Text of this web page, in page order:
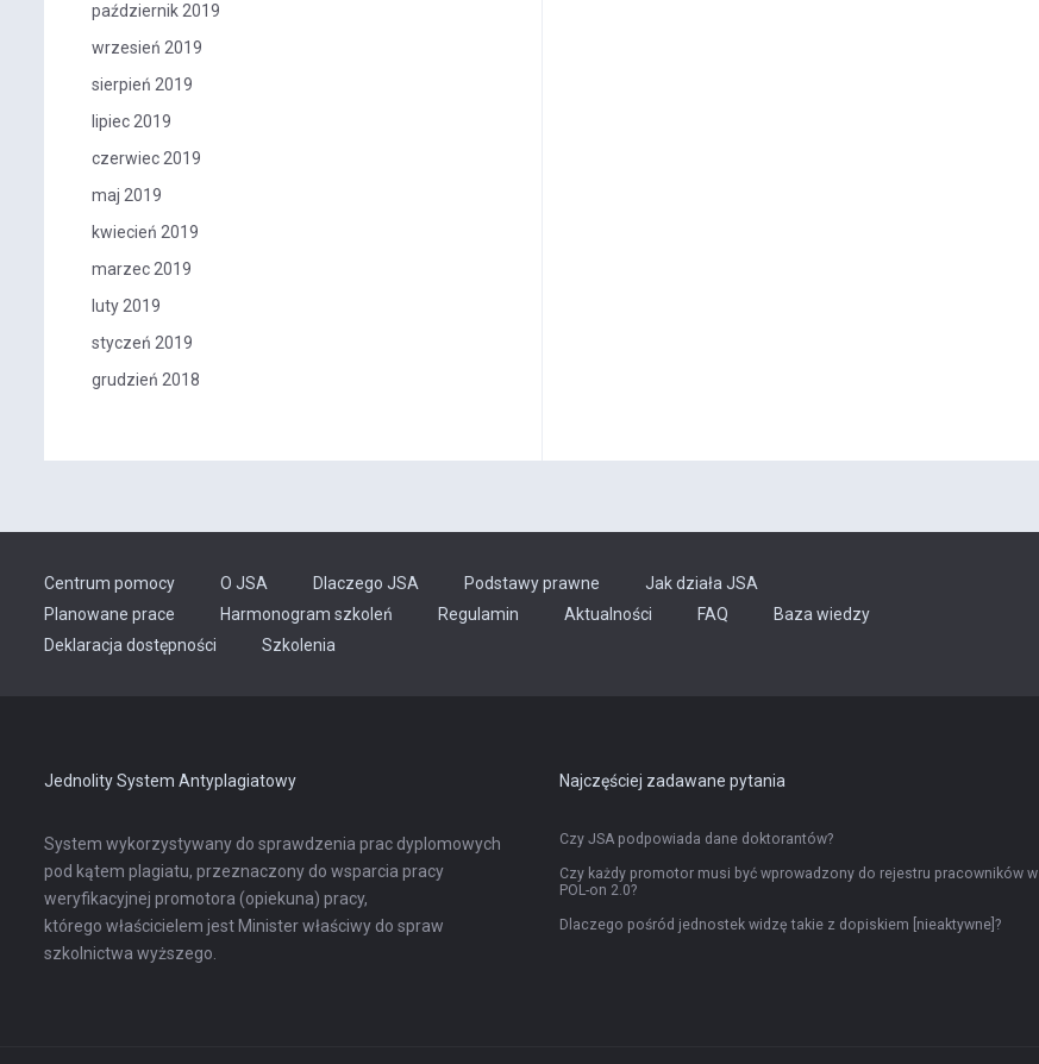
październik 2019
wrzesień 2019
sierpień 2019
lipiec 2019
czerwiec 2019
maj 2019
kwiecień 2019
marzec 2019
luty 2019
styczeń 2019
grudzień 2018
Centrum pomocy O JSA Dlaczego JSA Podstawy prawne
Jak działa JSA
Planowane prace
Harmonogram szkoleń Regulamin Aktualności FAQ
Baza wiedzy
Deklaracja dostępności
Szkolenia
Jednolity System Antyplagiatowy
System wykorzystywany do sprawdzenia prac dyplomowych
pod kątem plagiatu, przeznaczony do wsparcia pracy
weryfikacyjnej promotora (opiekuna) pracy,
którego właścicielem jest Minister właściwy do spraw
szkolnictwa wyższego.
Najczęściej zadawane pytania
Czy JSA podpowiada dane doktorantów?
Czy każdy promotor musi być wprowadzony do rejestru pracowników w
POL-on 2.0?
Dlaczego pośród jednostek widzę takie z dopiskiem [nieaktywne]?